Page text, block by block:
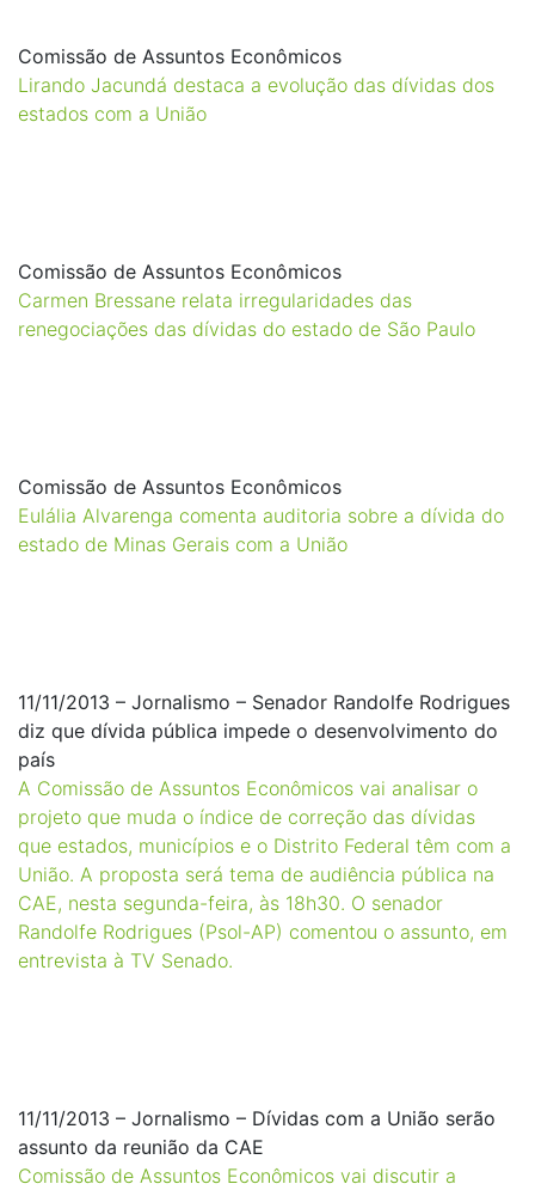
Comissão de Assuntos Econômicos
Lirando Jacundá destaca a evolução das dívidas dos
estados com a União
Comissão de Assuntos Econômicos
Carmen Bressane relata irregularidades das
renegociações das dívidas do estado de São Paulo
Comissão de Assuntos Econômicos
Eulália Alvarenga comenta auditoria sobre a dívida do
estado de Minas Gerais com a União
11/11/2013 – Jornalismo – Senador Randolfe Rodrigues
diz que dívida pública impede o desenvolvimento do
país
A Comissão de Assuntos Econômicos vai analisar o
projeto que muda o índice de correção das dívidas
que estados, municípios e o Distrito Federal têm com a
União. A proposta será tema de audiência pública na
CAE, nesta segunda-feira, às 18h30. O senador
Randolfe Rodrigues (Psol-AP) comentou o assunto, em
entrevista à TV Senado.
11/11/2013 – Jornalismo – Dívidas com a União serão
assunto da reunião da CAE
Comissão de Assuntos Econômicos vai discutir a